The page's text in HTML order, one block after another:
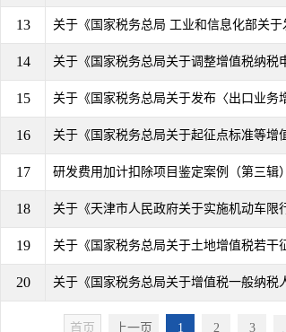
13 关于《国家税务总局 工业和信息化部关
14 关于《国家税务总局关于调整增值税纳税
15 关于《国家税务总局关于发布〈出口业
16 关于《国家税务总局关于起征点标准等增
17 研发费用加计扣除项目鉴定案例（第三辑）
18 关于《天津市人民政府关于实施机动车
19 关于《国家税务总局关于土地增值税若干
20 关于《国家税务总局关于增值税一般纳
首页 上一页 1 2 3